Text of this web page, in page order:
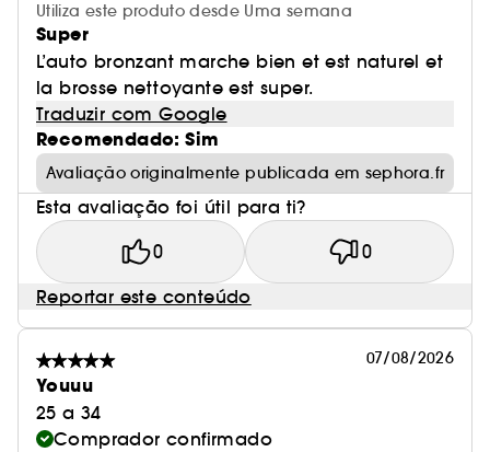
Utiliza este produto desde Uma semana
Super
L’auto bronzant marche bien et est naturel et
la brosse nettoyante est super.
Traduzir com Google
Recomendado: Sim
Avaliação originalmente publicada em sephora.fr
Esta avaliação foi útil para ti?
0 0
Reportar este conteúdo
07/08/2026
Youuu
25 a 34
Comprador confirmado